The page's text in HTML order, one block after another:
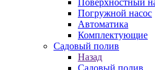
Поверхностный
Погружной насос
Автоматика
Комплектующие
Садовый полив
Назад
Садовый полив